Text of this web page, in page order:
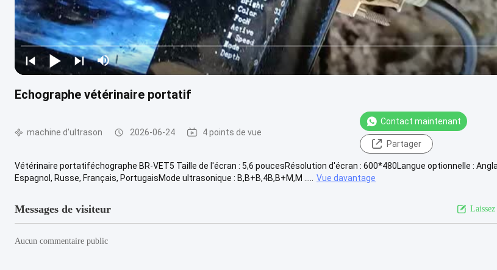
Echographe vétérinaire portatif
machine d'ultrason 2026-06-24 4 points de vue
Contact maintenant
Partager
Vétérinaire portatiféchographe BR-VET5 Taille de l'écran : 5,6 poucesRésolution d'écran : 600*480Langue optionnelle :
Espagnol, Russe, Français, PortugaisMode ultrasonique : B,B+B,4B,B+M,M .....
Vue davantage
Messages de visiteur Laissez
Aucun commentaire public